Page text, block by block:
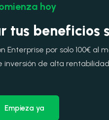
hoy
tus beneficios
Enterprise por solo 100€ al
inversión de alta
Empieza ya